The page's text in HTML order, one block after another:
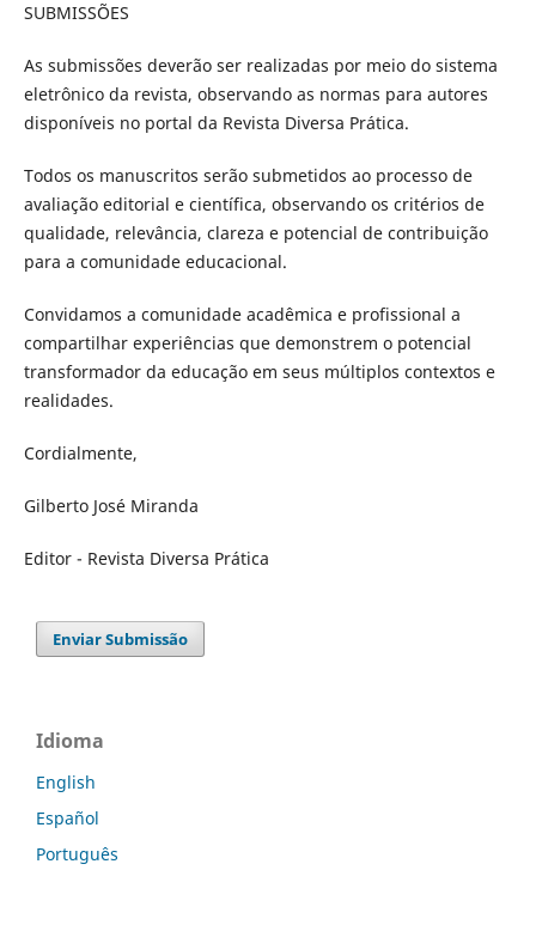
SUBMISSÕES
As submissões deverão ser realizadas por meio do sistema
eletrônico da revista, observando as normas para autores
disponíveis no portal da Revista Diversa Prática.
Todos os manuscritos serão submetidos ao processo de
avaliação editorial e científica, observando os critérios de
qualidade, relevância, clareza e potencial de contribuição
para a comunidade educacional.
Convidamos a comunidade acadêmica e profissional a
compartilhar experiências que demonstrem o potencial
transformador da educação em seus múltiplos contextos e
realidades.
Cordialmente,
Gilberto José Miranda
Editor - Revista Diversa Prática
Enviar Submissão
Idioma
English
Español
Português